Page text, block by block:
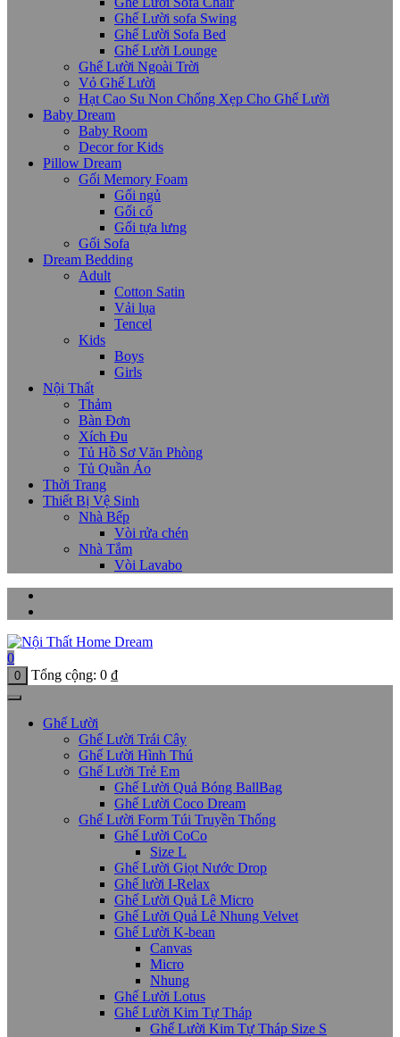
Ghế Lười sofa Swing
Ghế Lười Sofa Bed
Ghế Lười Lounge
Ghế Lười Ngoài Trời
Vỏ Ghế Lười
Hạt Cao Su Non Chống Xẹp Cho Ghế Lười
Baby Dream
Baby Room
Decor for Kids
Pillow Dream
Gối Memory Foam
Gối ngủ
Gối cổ
Gối tựa lưng
Gối Sofa
Dream Bedding
Adult
Cotton Satin
Vải lụa
Tencel
Kids
Boys
Girls
Nội Thất
Thảm
Bàn Đơn
Xích Đu
Tủ Hồ Sơ Văn Phòng
Tủ Quần Áo
Thời Trang
Thiết Bị Vệ Sinh
Nhà Bếp
Vòi rửa chén
Nhà Tắm
Vòi Lavabo
0
0 Tổng cộng: 0 ₫
Ghế Lười
Ghế Lười Trái Cây
Ghế Lười Hình Thú
Ghế Lười Trẻ Em
Ghế Lười Quả Bóng BallBag
Ghế Lười Coco Dream
Ghế Lười Form Túi Truyền Thống
Ghế Lười CoCo
Size L
Ghế Lười Giọt Nước Drop
Ghế lười I-Relax
Ghế Lười Quả Lê Micro
Ghế Lười Quả Lê Nhung Velvet
Ghế Lười K-bean
Canvas
Micro
Nhung
Ghế Lười Lotus
Ghế Lười Kim Tự Tháp
Ghế Lười Kim Tự Tháp Size S